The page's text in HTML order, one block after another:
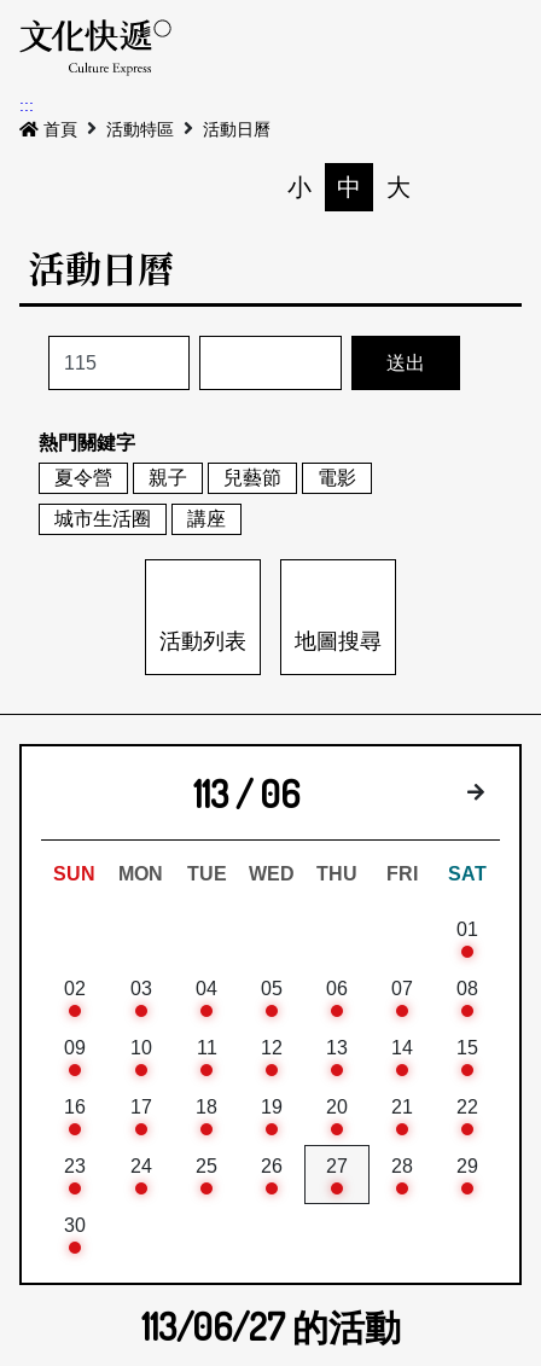
最新公告
本期專題
歷史專題
活動特區
活動列表
地圖搜尋
關於我們
關於我們
刊物索取地點
會員基本資料
刊登活動
網站導覽 English
日本語 登入/註冊
:::
首頁
活動特區 活動日曆
小 中 大
活動日曆
熱門關鍵字
夏令營
親子 兒藝節
電影
城市生活圈
講座
活動列表 地圖搜尋
113 / 06 下個月
SUN MON TUE WED THU FRI SAT
01
02 03 04 05 06 07 08
09 10 11 12 13 14 15
16 17 18 19 20 21 22
23 24 25 26 27 28 29
30
113/06/27的活動